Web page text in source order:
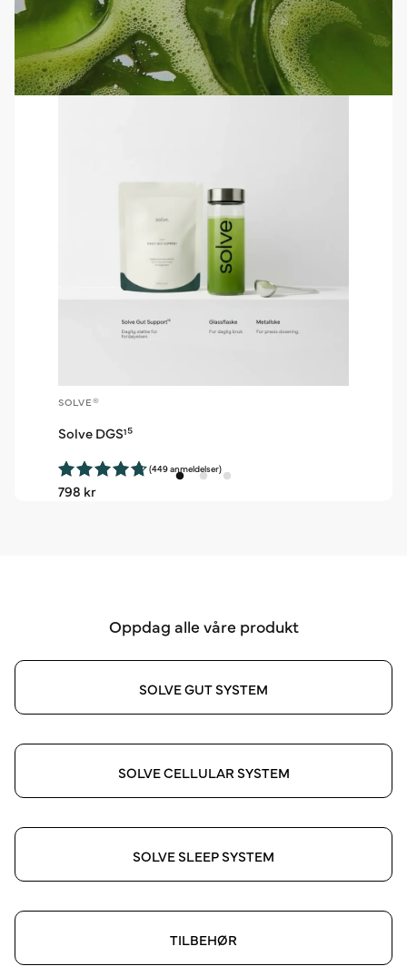
SOLVE®
Solve DGS¹⁵
(449 anmeldelser)
Vanlig
798 kr
Oppdag alle våre produkt
SOLVE GUT SYSTEM
SOLVE CELLULAR SYSTEM
SOLVE SLEEP SYSTEM
TILBEHØR